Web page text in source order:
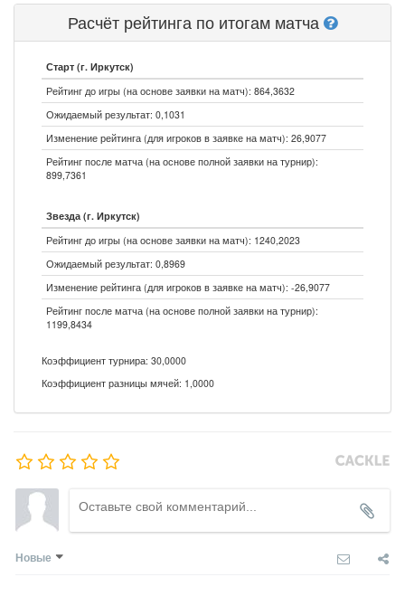
Расчёт рейтинга по итогам матча
Старт (г. Иркутск)
Рейтинг до игры (на основе заявки на матч): 864,3632
Ожидаемый результат: 0,1031
Изменение рейтинга (для игроков в заявке на матч): 26,9077
Рейтинг после матча (на основе полной заявки на турнир):
899,7361
Звезда (г. Иркутск)
Рейтинг до игры (на основе заявки на матч): 1240,2023
Ожидаемый результат: 0,8969
Изменение рейтинга (для игроков в заявке на матч): -26,9077
Рейтинг после матча (на основе полной заявки на турнир):
1199,8434
Коэффициент турнира: 30,0000
Коэффициент разницы мячей: 1,0000
Новые